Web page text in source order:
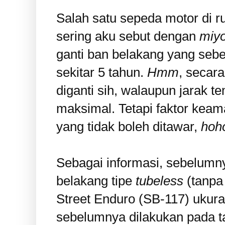
Salah satu sepeda motor di
sering aku sebut dengan
ganti ban belakang yang
sekitar 5 tahun. Hmm,
diganti sih, walaupun jarak
maksimal. Tetapi faktor
yang tidak boleh ditawar,
Sebagai informasi,
belakang tipe tubeless
Street Enduro (SB-117)
sebelumnya dilakukan pada